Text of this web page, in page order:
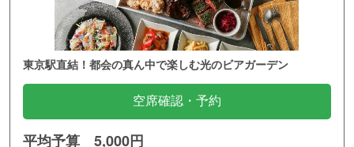
東京駅直結！都会の真ん中で楽しむ光のビアガーデン
空席確認・予約
平均予算 5,000円